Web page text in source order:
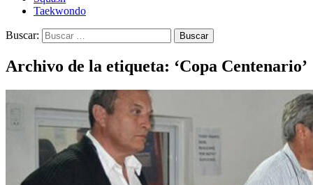
Taekwondo
Buscar:
Archivo de la etiqueta: ‘Copa Centenario’